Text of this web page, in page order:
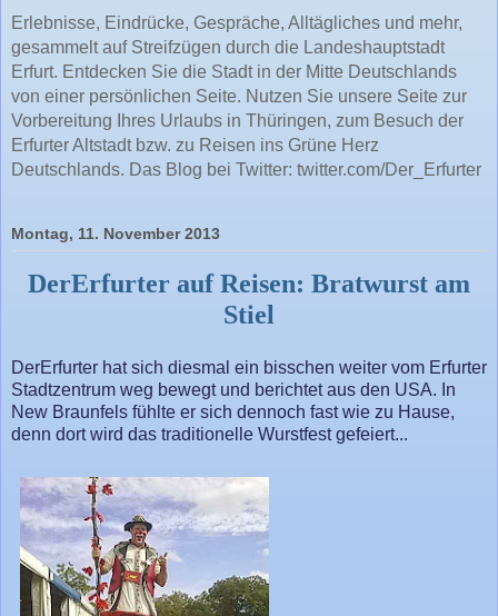
Erlebnisse, Eindrücke, Gespräche, Alltägliches und mehr,
gesammelt auf Streifzügen durch die Landeshauptstadt
Erfurt. Entdecken Sie die Stadt in der Mitte Deutschlands
von einer persönlichen Seite. Nutzen Sie unsere Seite zur
Vorbereitung Ihres Urlaubs in Thüringen, zum Besuch der
Erfurter Altstadt bzw. zu Reisen ins Grüne Herz
Deutschlands. Das Blog bei Twitter: twitter.com/Der_Erfurter
Montag, 11. November 2013
DerErfurter auf Reisen: Bratwurst am
Stiel
DerErfurter hat sich diesmal ein bisschen weiter vom Erfurter
Stadtzentrum weg bewegt und berichtet aus den USA. In
New Braunfels fühlte er sich dennoch fast wie zu Hause,
denn dort wird das traditionelle Wurstfest gefeiert...